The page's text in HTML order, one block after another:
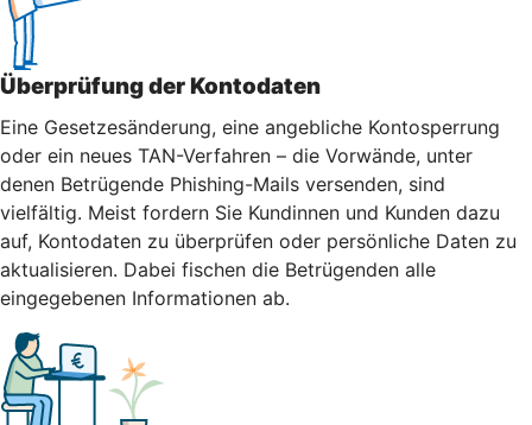
Überprüfung der Kontodaten
Eine Gesetzesänderung, eine angebliche Kontosperrung
oder ein neues TAN-Verfahren – die Vorwände, unter
denen Betrügende Phishing-Mails versenden, sind
vielfältig. Meist fordern Sie Kundinnen und Kunden dazu
auf, Kontodaten zu überprüfen oder persönliche Daten zu
aktualisieren. Dabei fischen die Betrügenden alle
eingegebenen Informationen ab.